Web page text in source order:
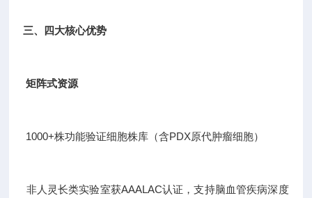
三、四大核心优势
矩阵式资源
1000+株功能验证细胞株库（含PDX原代肿瘤细胞）
非人灵长类实验室获AAALAC认证，支持脑血管疾病深度